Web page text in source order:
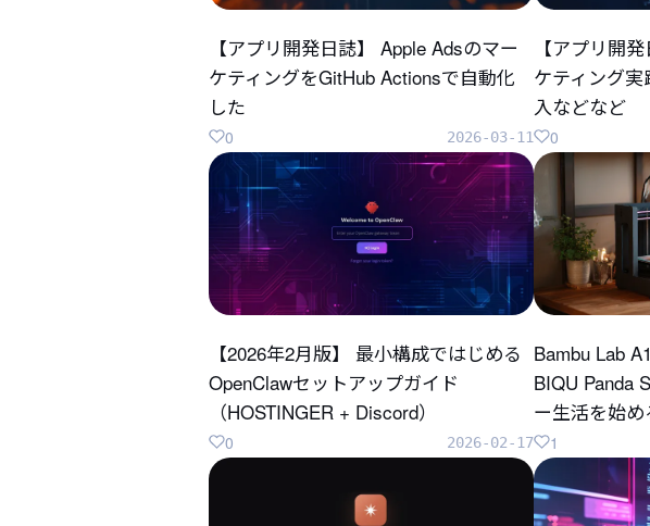
【アプリ開発日誌】 Apple Adsのマー
ケティングをGitHub Actionsで自動化
した
2026-03-11
0
【アプリ開
ケティング
入などなど
0
【2026年2月版】 最小構成ではじめる
OpenClawセットアップガイド
（HOSTINGER + Discord）
2026-02-17
0
Bambu Lab
BIQU Panda
ー生活を始め
1